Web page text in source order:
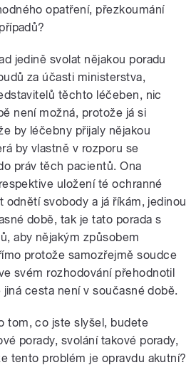
opatření, přezkoumání
jedině svolat nějakou poradu
za účasti ministerstva,
těchto léčeben, nic
není možná, protože já si
by léčebny přijaly nějakou
by vlastně v rozporu se
práv těch pacientů. Ona
uložení té ochranné
svobody a já říkám, jedinou
době, tak je tato porada s
aby nějakým způsobem
protože samozřejmě soudce
svém rozhodování přehodnotil
cesta není v současné době.
tom, co jste slyšel, budete
porady, svolání takové porady,
tento problém je opravdu akutní?